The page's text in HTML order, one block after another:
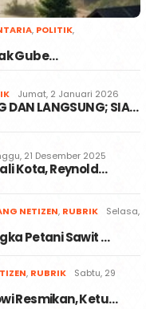
, POLITIK,
Gube…
Jumat, 2 Januari 2026
DAN LANGSUNG; SIA…
21 Desember 2025
Kota, Reynold…
NETIZEN, RUBRIK
Selasa,
Petani Sawit …
, RUBRIK
Sabtu, 29
Resmikan, Ketu…